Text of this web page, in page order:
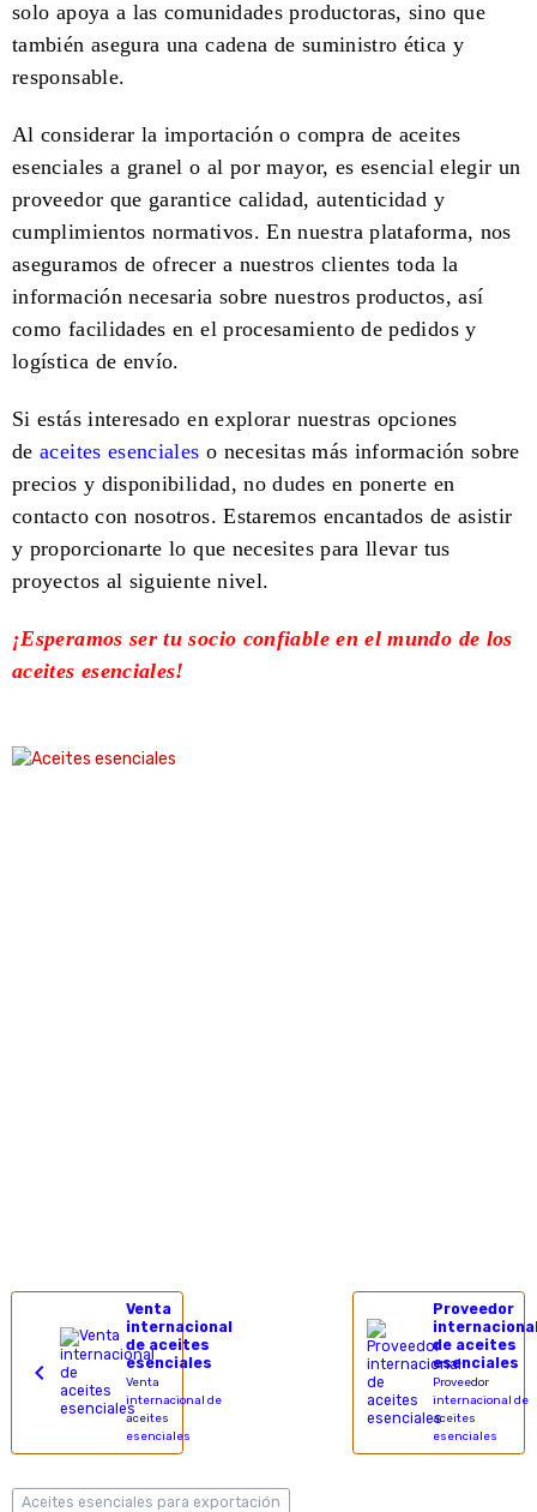
solo apoya a las comunidades productoras, sino que
también asegura una cadena de suministro ética y
responsable.
Al considerar la importación o compra de aceites
esenciales a granel o al por mayor, es esencial elegir un
proveedor que garantice calidad, autenticidad y
cumplimientos normativos. En nuestra plataforma, nos
aseguramos de ofrecer a nuestros clientes toda la
información necesaria sobre nuestros productos, así
como facilidades en el procesamiento de pedidos y
logística de envío.
Si estás interesado en explorar nuestras opciones
deaceites esenciales o necesitas más información sobre
precios y disponibilidad, no dudes en ponerte en
contacto con nosotros. Estaremos encantados de asistir
y proporcionarte lo que necesites para llevar tus
proyectos al siguiente nivel.
¡Esperamos ser tu socio confiable en el mundo de los
aceites esenciales!
Venta
internacional
de aceites
esenciales
Venta
internacional de
aceites
esenciales
Proveedor
de aceites
esenciales
Proveedor
internacional de
aceites
esenciales
Aceites esenciales para exportación